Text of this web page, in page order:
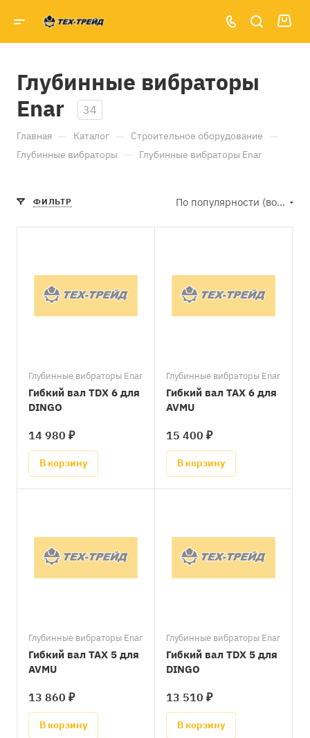
Глубинные вибраторы
Enar
34
Главная — Каталог — Строительное оборудование —
Глубинные вибраторы — Глубинные вибраторы Enar
ФИЛЬТР По популярности (возрастание)
Глубинные вибраторы Enar
Гибкий вал TDX 6 для
DINGO
14 980 ₽
В корзину
Глубинные вибраторы Enar
Гибкий вал TAX 6 для
AVMU
15 400 ₽
В корзину
Глубинные вибраторы Enar
Гибкий вал TAX 5 для
AVMU
13 860 ₽
В корзину
Глубинные вибраторы Enar
Гибкий вал TDX 5 для
DINGO
13 510 ₽
В корзину